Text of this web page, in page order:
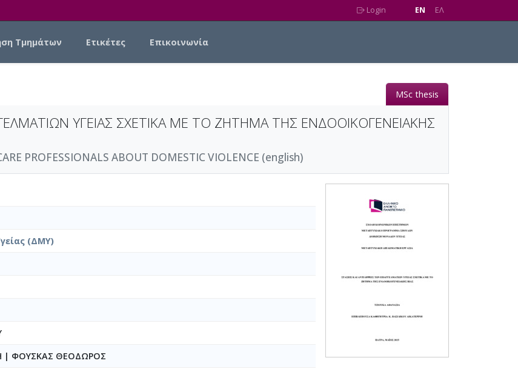
Login EN EΛ
Τμημάτων Ετικέτες Επικοινωνία
MSc thesis
ΥΓΕΙΑΣ ΣΧΕΤΙΚΑ ΜΕ ΤΟ ΖΗΤΗΜΑ ΤΗΣ ΕΝΔΟΟΙΚΟΓΕΝΕΙΑΚΗΣ
PROFESSIONALS ABOUT DOMESTIC VIOLENCE (english)
(ΔΜΥ)
| ΦΟΥΣΚΑΣ ΘΕΟΔΩΡΟΣ